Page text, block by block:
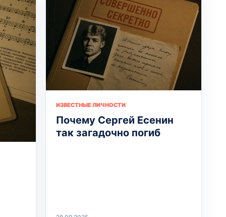
ИЗВЕСТНЫЕ ЛИЧНОСТИ
Почему Сергей Есенин
так загадочно погиб